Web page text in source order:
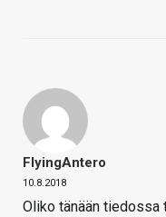
FlyingAntero
10.8.2018
Oliko tänään tiedossa